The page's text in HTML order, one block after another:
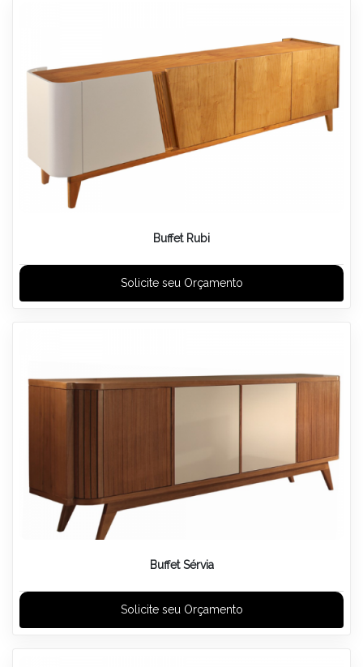
Buffet Rubi
Solicite seu Orçamento
Buffet Sérvia
Solicite seu Orçamento